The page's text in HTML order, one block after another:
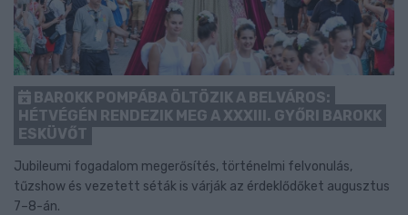
BAROKK POMPÁBA ÖLTÖZIK A BELVÁROS:
HÉTVÉGÉN RENDEZIK MEG A XXXIII. GYŐRI BAROKK
ESKÜVŐT
Jubileumi fogadalom megerősítés, történelmi felvonulás,
tűzshow és vezetett séták is várják az érdeklődőket augusztus
7–8-án.